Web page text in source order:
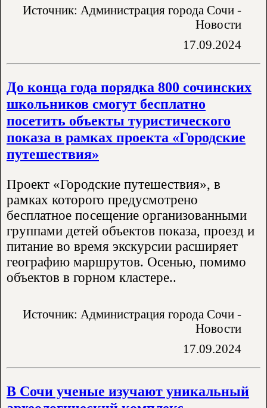
Источник: Администрация города Сочи -
Новости
17.09.2024
До конца года порядка 800 сочинских
школьников смогут бесплатно
посетить объекты туристического
показа в рамках проекта «Городские
путешествия»
Проект «Городские путешествия», в
рамках которого предусмотрено
бесплатное посещение организованными
группами детей объектов показа, проезд и
питание во время экскурсии расширяет
географию маршрутов. Осенью, помимо
объектов в горном кластере..
Источник: Администрация города Сочи -
Новости
17.09.2024
В Сочи ученые изучают уникальный